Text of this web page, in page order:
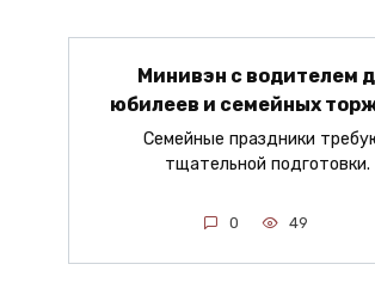
Минивэн с водителем
юбилеев и семейных
Семейные праздники
тщательной подготовки.
0 49